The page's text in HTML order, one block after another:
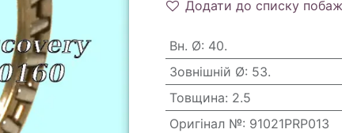
Додати до списку
Вн. Ø: 40.
Зовнішній Ø: 53.
Товщина: 2.5
Оригінал №: 91021PRP013